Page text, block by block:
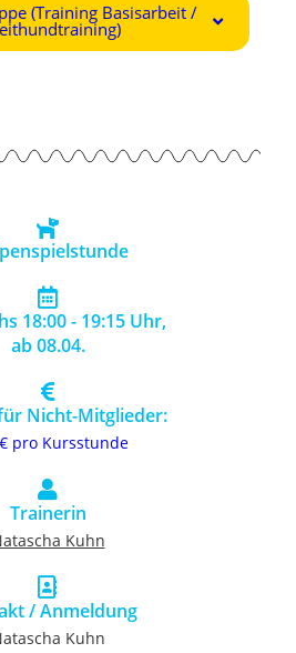
(Training Basisarbeit /
18:00 - 19:15 Uhr,
ab 08.04.
Nicht-Mitglieder:
pro Kursstunde
Trainerin
Kuhn
/ Anmeldung
Kuhn